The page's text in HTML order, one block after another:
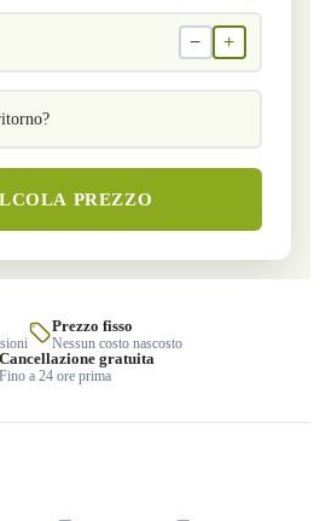
− +
PREZZO
Prezzo fisso
Nessun costo nascosto
Cancellazione gratuita
Fino a 24 ore prima